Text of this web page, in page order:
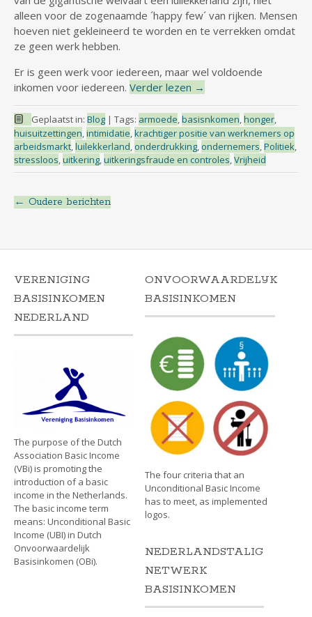
alleen voor de zogenaamde ´happy few´ van rijken. Mensen
hoeven niet gekleineerd te worden en te verrekken omdat
ze geen werk hebben.
Er is geen werk voor iedereen, maar wel voldoende
inkomen voor iedereen. Verder lezen →
Geplaatst in: Blog | Tags: armoede,basisnkomen,honger,
huisuitzettingen,intimidatie,krachtiger positie van werknemers op
arbeidsmarkt,luilekkerland, onderdrukking, ondernemers,Politiek,
stressloos,uitkering,uitkeringsfraude en controles,Vrijheid
Berichtnavigatie
← Oudere berichten
VERENIGING
BASISINKOMEN
NEDERLAND
The purpose of the Dutch
Association Basic Income
(VBi) is promoting the
introduction of a basic
income in the Netherlands.
The basic income term
means: Unconditional Basic
Income (UBI) in Dutch
Onvoorwaardelijk
Basisinkomen (OBi).
ONVOORWAARDELIJK
BASISINKOMEN
The four criteria that an
Unconditional Basic Income
has to meet, as implemented
logos.
NEDERLANDSTALIG
NETWERK
BASISINKOMEN